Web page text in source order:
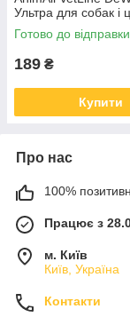
Ультра для собак і
від 5 кг, 2 табл.
Готово до відправки
189 ₴
Купити
Про нас
100%
Працює з
м. Київ
Київ, Україна
Контакти